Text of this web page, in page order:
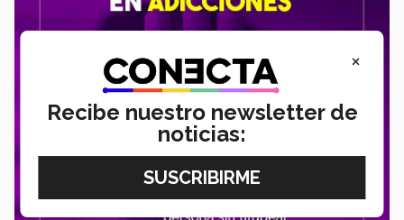
×
Recibe nuestro newsletter de
noticias: